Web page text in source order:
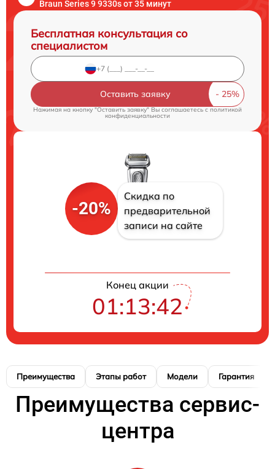
Braun Series 9 9330s от 35 минут
Бесплатная консультация со
специалистом
Оставить заявку
Нажимая на кнопку "Оставить заявку" Вы соглашаетесь cполитикой
конфиденциальности
-20%
Скидка по
предварительной
записи на сайте
Конец акции
01:13:41
Преимущества Этапы работ Модели Гарантия
Преимущества сервис-
центра